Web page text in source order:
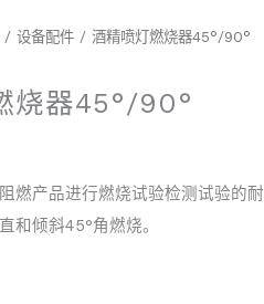
/ 设备配件 / 酒精喷灯燃烧器45°/90°
烧器45°/90°
燃产品进行燃烧试验检测试验的
和倾斜45°角燃烧。